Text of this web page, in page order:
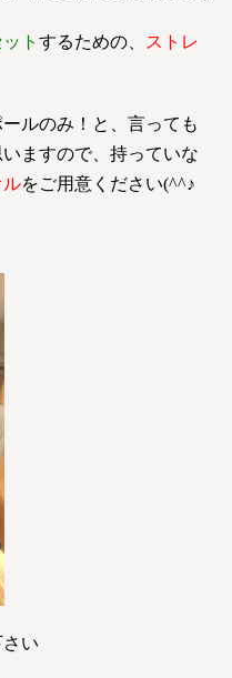
ト するための、
ストレ
ルのみ！と、言っても
ますので、持っていな
ルをご用意ください(^^♪
い